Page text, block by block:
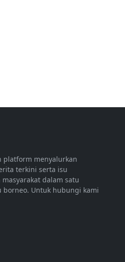
platform menyalurkan
terkini serta isu
dalam satu
borneo. Untuk hubungi kami